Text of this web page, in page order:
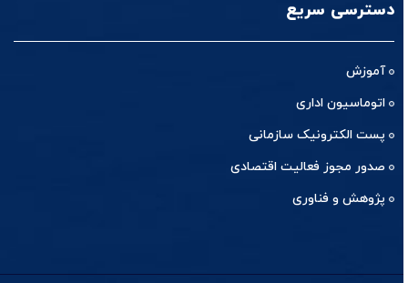
دسترسی سریع
آموزش
اتوماسیون اداری
پست الکترونیک سازمانی
صدور مجوز فعالیت اقتصادی
پژوهش و فناوری